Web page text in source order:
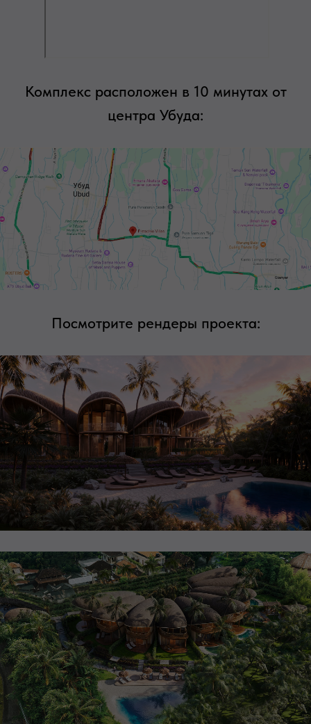
Комплекс расположен в 10 минутах от
центра Убуда:
Посмотрите рендеры проекта: